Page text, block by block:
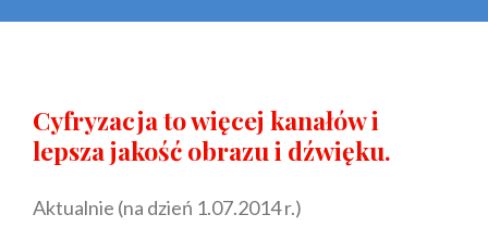
Cyfryzacja to więcej kanałów i
lepsza jakość obrazu i dźwięku.
Aktualnie (na dzień 1.07.2014 r.)